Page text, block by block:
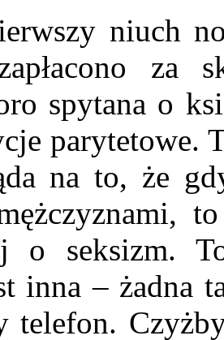
niuch
za
spytana o
parytetowe.
na to, że
o seksizm.
inna – żadna
telefon.